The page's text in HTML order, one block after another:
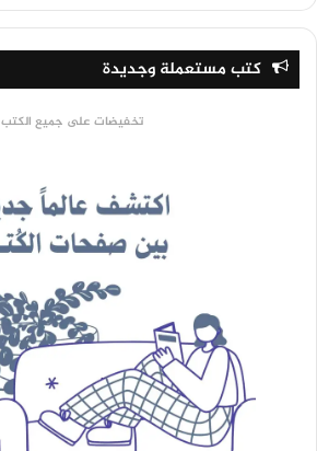
كتب مستعملة وجديدة
تخفيضات على جميع الكتب